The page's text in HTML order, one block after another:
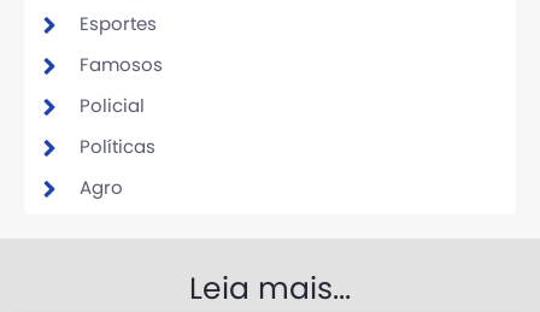
Esportes
Famosos
Policial
Políticas
Agro
Leia mais...